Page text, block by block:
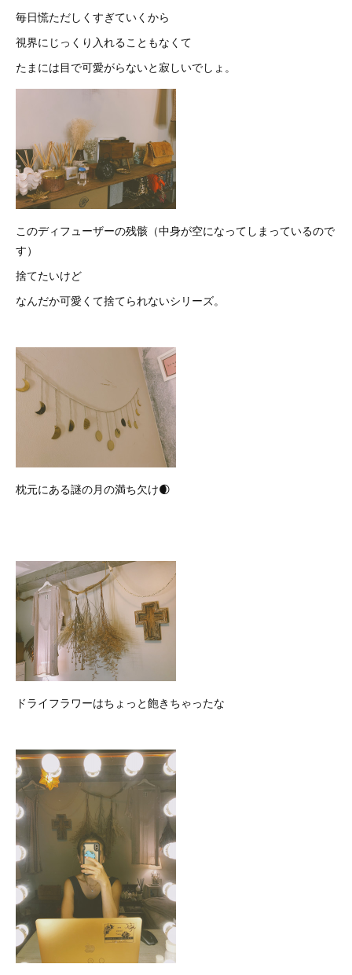
毎日慌ただしくすぎていくから
視界にじっくり入れることもなくて
たまには目で可愛がらないと寂しいでしょ。
このディフューザーの残骸（中身が空になってしまっているので
す）
捨てたいけど
なんだか可愛くて捨てられないシリーズ。
枕元にある謎の月の満ち欠け🌒
ドライフラワーはちょっと飽きちゃったな